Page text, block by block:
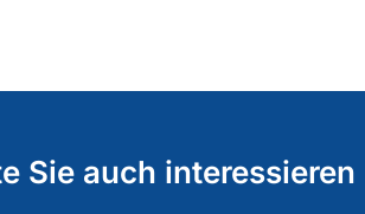
Sie auch interessieren